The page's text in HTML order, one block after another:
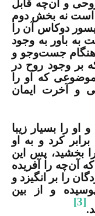
و آن‌چه قابل
نه بخش دوم
دوکاس آن را
به باور به وجود
هنگام جست‌وجو و
بر وجود روح در
که او را
و آخرت ایمان
او را بسیار زیبا
کرد و به او
بخشید، پس این
آن‌چه را آفریده
را بر انگیزد و
و از بین
[3]